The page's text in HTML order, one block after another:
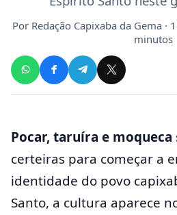
Por Redação Capixaba da Gema·
minutos
Pocar, taruíra e moqueca
certeiras para começar a
identidade do povo
Santo, a cultura aparece